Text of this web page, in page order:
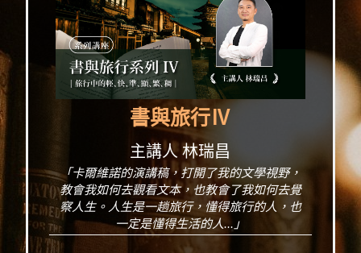
書與旅行Ⅳ
主講人 林瑞昌
「卡爾維諾的演講稿，打開了我的文學視野，
教會我如何去觀看文本，也教會了我如何去覺
察人生。人生是一趟旅行，懂得旅行的人，也
一定是懂得生活的人...」